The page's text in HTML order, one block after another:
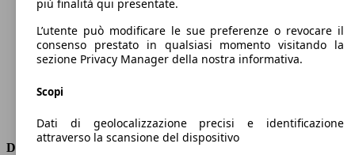
Numero di marce
8
Coppia
600 nm
Cilindrata
2891 ccm
Carburante
Benzina
Trasmissione
Dimensioni
più finalità qui presentate.
L’utente può modificare le sue preferenze o revocare il
consenso prestato in qualsiasi momento visitando la
sezione Privacy Manager della nostra informativa.
Scopi
Dati di geolocalizzazione precisi e identificazione
attraverso la scansione del dispositivo